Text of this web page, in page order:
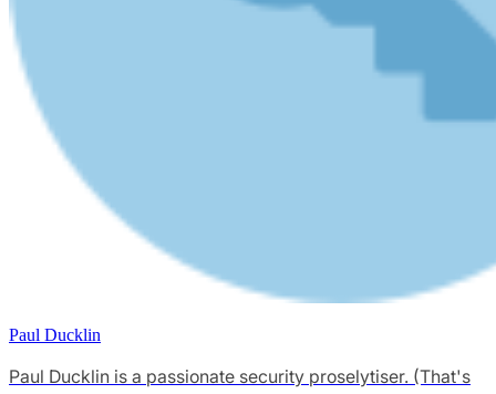
Paul Ducklin
Paul Ducklin is a passionate security proselytiser. (That's